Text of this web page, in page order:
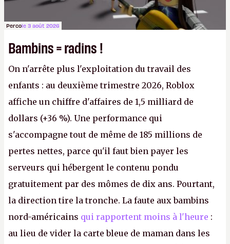
Percole 3 août 2026
Bambins = radins !
On n'arrête plus l'exploitation du travail des
enfants : au deuxième trimestre 2026, Roblox
affiche un chiffre d'affaires de 1,5 milliard de
dollars (+36 %). Une performance qui
s'accompagne tout de même de 185 millions de
pertes nettes, parce qu'il faut bien payer les
serveurs qui hébergent le contenu pondu
gratuitement par des mômes de dix ans. Pourtant,
la direction tire la tronche. La faute aux bambins
nord-américains qui rapportent moins à l'heure :
au lieu de vider la carte bleue de maman dans les